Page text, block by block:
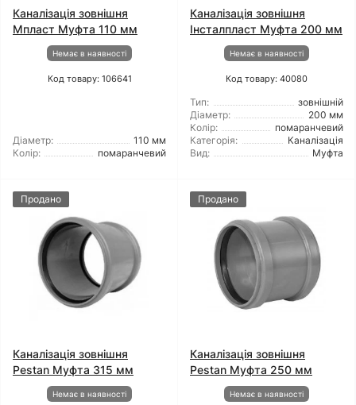
Каналізація зовнішня
Мпласт Муфта 110 мм
Немає в наявності
Код товару: 106641
Діаметр:
110 мм
Колір:
помаранчевий
Каналізація зовнішня
Інсталпласт Муфта 200 мм
Немає в наявності
Код товару: 40080
Тип:
зовнішній
Діаметр:
200 мм
Колір:
помаранчевий
Категорія:
Каналізація
Вид:
Муфта
Продано
Каналізація зовнішня
Pestan Муфта 315 мм
Немає в наявності
Продано
Каналізація зовнішня
Pestan Муфта 250 мм
Немає в наявності